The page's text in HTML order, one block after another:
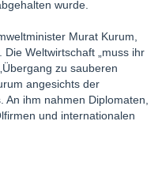
wurde.
Murat Kurum,
Weltwirtschaft „muss ihr
zu sauberen
angesichts der
ihm nahmen Diplomaten,
und internationalen